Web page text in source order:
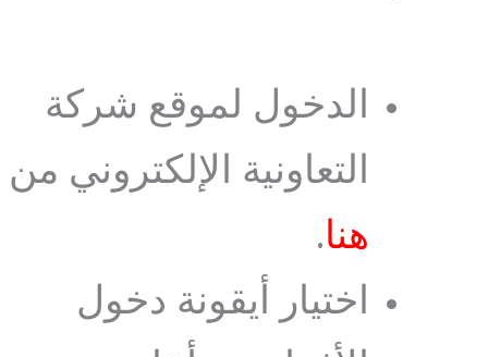
الدخول لموقع شركة
التعاونية الإلكتروني من
هنا.
اختيار أيقونة دخول